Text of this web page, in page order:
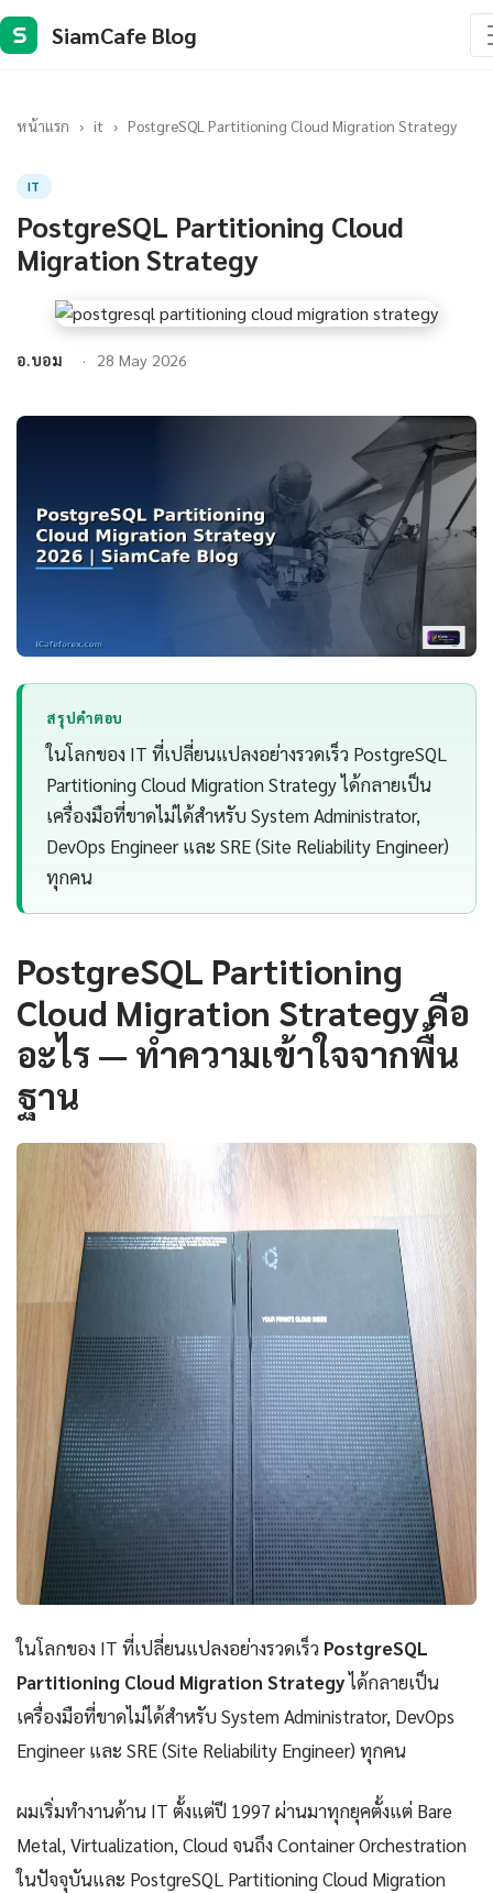
S SiamCafe Blog
หน้าแรก › it › PostgreSQL Partitioning Cloud Migration Strategy
IT
PostgreSQL Partitioning Cloud
Migration Strategy
อ.บอม 28 May 2026
สรุปคำตอบ
ในโลกของ IT ที่เปลี่ยนแปลงอย่างรวดเร็ว PostgreSQL
Partitioning Cloud Migration Strategy ได้กลายเป็น
เครื่องมือที่ขาดไม่ได้สำหรับ System Administrator,
DevOps Engineer และ SRE (Site Reliability Engineer)
ทุกคน
PostgreSQL Partitioning
Cloud Migration Strategy คือ
อะไร — ทำความเข้าใจจากพื้น
ฐาน
ในโลกของ IT ที่เปลี่ยนแปลงอย่างรวดเร็ว PostgreSQL
Partitioning Cloud Migration Strategyได้กลายเป็น
เครื่องมือที่ขาดไม่ได้สำหรับ System Administrator, DevOps
Engineer และ SRE (Site Reliability Engineer) ทุกคน
ผมเริ่มทำงานด้าน IT ตั้งแต่ปี 1997 ผ่านมาทุกยุคตั้งแต่ Bare
Metal, Virtualization, Cloud จนถึง Container Orchestration
ในปัจจุบันและ PostgreSQL Partitioning Cloud Migration